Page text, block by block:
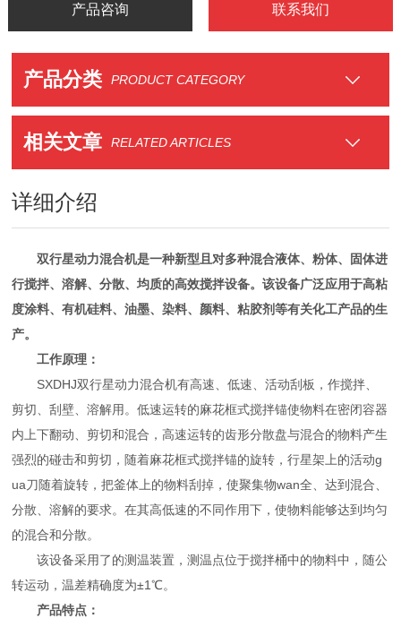
产品咨询 联系我们
产品分类 PRODUCT CATEGORY
相关文章 RELATED ARTICLES
详细介绍
双行星动力混合机是一种新型且对多种混合液体、粉体、固体进
行搅拌、溶解、分散、均质的高效搅拌设备。该设备广泛应用于高粘
度涂料、有机硅料、油墨、染料、颜料、粘胶剂等有关化工产品的生
产。
工作原理：
SXDHJ双行星动力混合机有高速、低速、活动刮板，作搅拌、
剪切、刮壁、溶解用。低速运转的麻花框式搅拌锚使物料在密闭容器
内上下翻动、剪切和混合，高速运转的齿形分散盘与混合的物料产生
强烈的碰击和剪切，随着麻花框式搅拌锚的旋转，行星架上的活动g
ua刀随着旋转，把釜体上的物料刮掉，使聚集物wan全、达到混合、
分散、溶解的要求。在其高低速的不同作用下，使物料能够达到均匀
的混合和分散。
该设备采用了的测温装置，测温点位于搅拌桶中的物料中，随公
转运动，温差精确度为±1℃。
产品特点：